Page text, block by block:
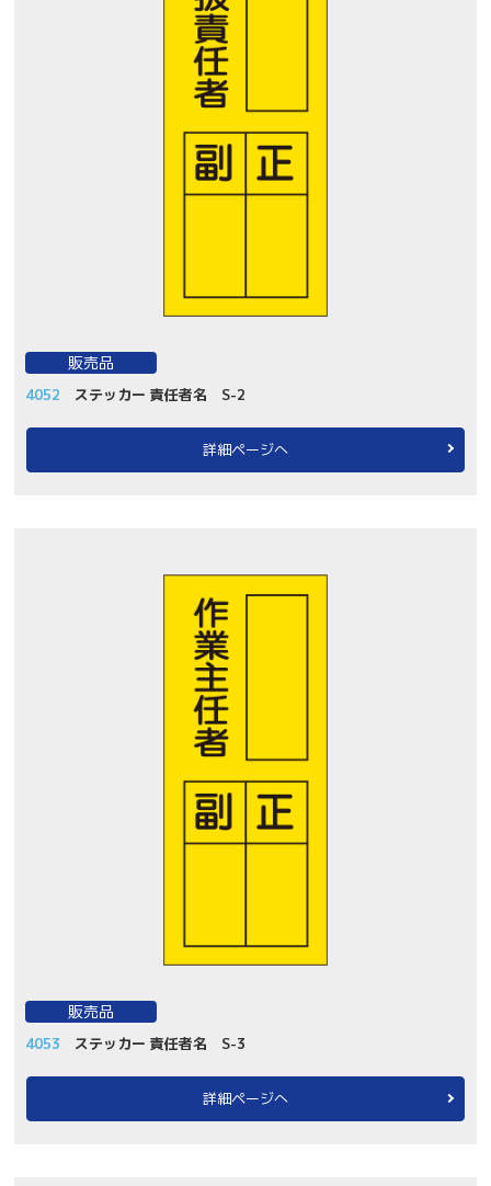
販売品
4052 ステッカー 責任者名 S-2
詳細ページへ
販売品
4053 ステッカー 責任者名 S-3
詳細ページへ